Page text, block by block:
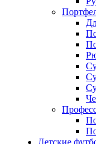
Детские